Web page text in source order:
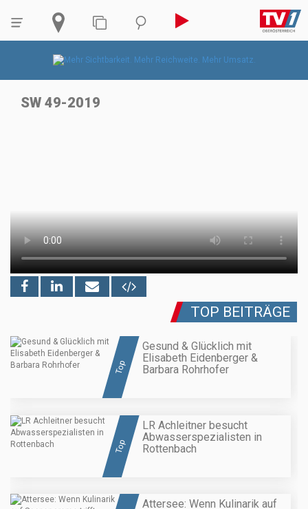
SW 49-2019
TOP BEITRÄGE
Top
Gesund & Glücklich mit
Elisabeth Eidenberger &
Barbara Rohrhofer
Top
LR Achleitner besucht
Abwasserspezialisten in
Rottenbach
Attersee: Wenn Kulinarik auf